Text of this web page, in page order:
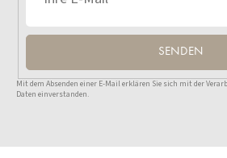
SENDEN
Mit dem Absenden einer E-Mail erklären Sie sich mit der
Daten einverstanden.